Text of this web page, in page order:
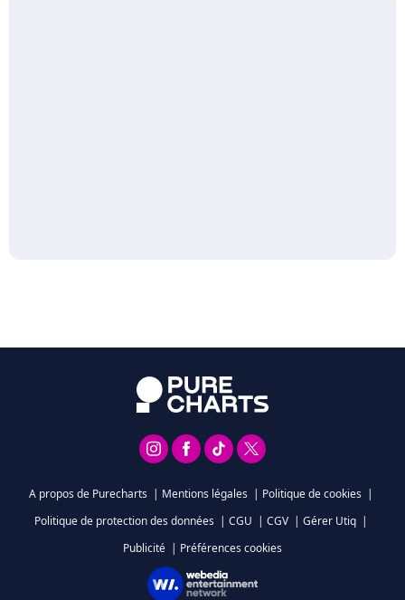
A propos de Purecharts | Mentions légales | Politique de cookies |
Politique de protection des données | CGU | CGV | Gérer Utiq |
Publicité | Préférences cookies